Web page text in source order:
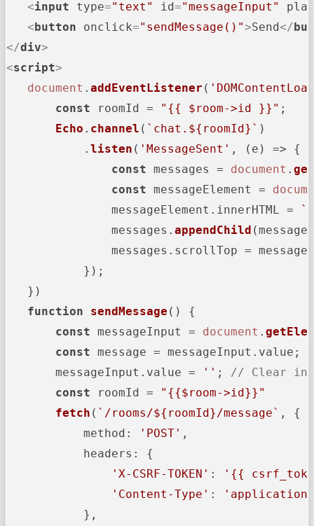
<input type="text" id="messageInput"
< button onclick="sendMessage()">Send</
</div>
<script>
document . addEventListener (
const roomId = "{{ $room->id }}" ;
Echo . channel ( `chat. ${roomId} ` )
           .
listen ( 'MessageSent' , ( e ) => {
const messages = document .
const messageElement =
               messageElement.
innerHTML =
               messages.
appendChild
               messages.
scrollTop =
           });
   })
function
sendMessage ( ) {
const messageInput = document .
const message = messageInput. value ;
       messageInput.
value = '' ; // Clear
const roomId =
"{{$room->id}}"
fetch ( `/rooms/${roomId}/message` , {
method : 'POST' ,
headers : {
'X-CSRF-TOKEN' :
'{{
'Content-Type' :
           },